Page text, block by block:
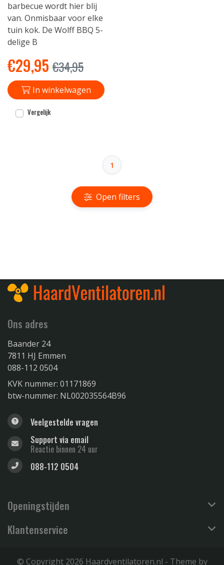
barbecue wordt hier blij
van. Onmisbaar voor elke
tuin kok. De Wolff BBQ 5-
delige B
€29,95 €34,95
In winkelwagen
Vergelijk
1
Open filters
Ons adres
Baander 24
7811 HJ Emmen
088-112 0504
KVK nummer: 01171869
btw-nummer: NL002035564B96
Veelgestelde vragen
Support via email
Reactie binnen 24 uur
088-112 0504
Openingstijden
Klantenservice
© Copyright 2026 Haardventilatoren.nl - Theme by